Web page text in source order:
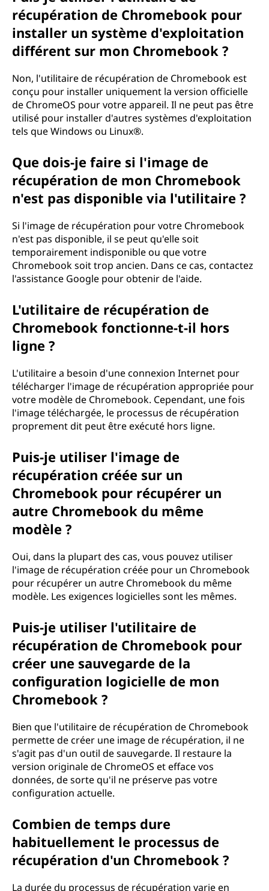
récupération de Chromebook pour
installer un système d'exploitation
différent sur mon Chromebook ?
Non, l'utilitaire de récupération de Chromebook est
conçu pour installer uniquement la version officielle
de ChromeOS pour votre appareil. Il ne peut pas être
utilisé pour installer d'autres systèmes d'exploitation
tels que Windows ou Linux®.
Que dois-je faire si l'image de
récupération de mon Chromebook
n'est pas disponible via l'utilitaire ?
Si l'image de récupération pour votre Chromebook
n'est pas disponible, il se peut qu'elle soit
temporairement indisponible ou que votre
Chromebook soit trop ancien. Dans ce cas, contactez
l'assistance Google pour obtenir de l'aide.
L'utilitaire de récupération de
Chromebook fonctionne-t-il hors
ligne ?
L'utilitaire a besoin d'une connexion Internet pour
télécharger l'image de récupération appropriée pour
votre modèle de Chromebook. Cependant, une fois
l'image téléchargée, le processus de récupération
proprement dit peut être exécuté hors ligne.
Puis-je utiliser l'image de
récupération créée sur un
Chromebook pour récupérer un
autre Chromebook du même
modèle ?
Oui, dans la plupart des cas, vous pouvez utiliser
l'image de récupération créée pour un Chromebook
pour récupérer un autre Chromebook du même
modèle. Les exigences logicielles sont les mêmes.
Puis-je utiliser l'utilitaire de
récupération de Chromebook pour
créer une sauvegarde de la
configuration logicielle de mon
Chromebook ?
Bien que l'utilitaire de récupération de Chromebook
permette de créer une image de récupération, il ne
s'agit pas d'un outil de sauvegarde. Il restaure la
version originale de ChromeOS et efface vos
données, de sorte qu'il ne préserve pas votre
configuration actuelle.
Combien de temps dure
habituellement le processus de
récupération d'un Chromebook ?
La durée du processus de récupération varie en